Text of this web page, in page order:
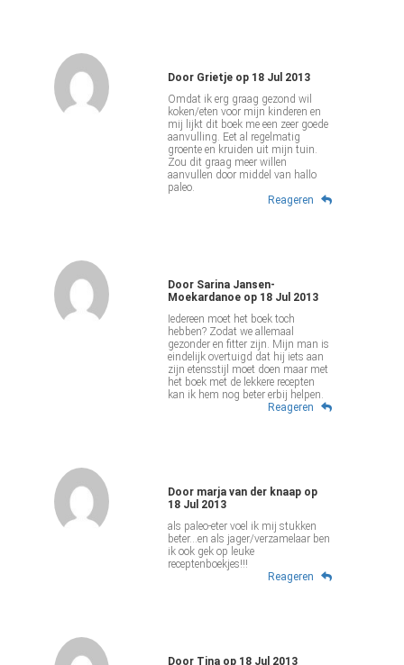
DoorGrietjeop 18 Jul 2013
Omdat ik erg graag gezond wil
koken/eten voor mijn kinderen en
mij lijkt dit boek me een zeer goede
aanvulling. Eet al regelmatig
groente en kruiden uit mijn tuin.
Zou dit graag meer willen
aanvullen door middel van hallo
paleo.
Reageren
DoorSarina Jansen-
Moekardanoeop 18 Jul 2013
Iedereen moet het boek toch
hebben? Zodat we allemaal
gezonder en fitter zijn. Mijn man is
eindelijk overtuigd dat hij iets aan
zijn etensstijl moet doen maar met
het boek met de lekkere recepten
kan ik hem nog beter erbij helpen.
Reageren
Doormarja van der knaapop
18 Jul 2013
als paleo-eter voel ik mij stukken
beter...en als jager/verzamelaar ben
ik ook gek op leuke
receptenboekjes!!!
Reageren
DoorTinaop 18 Jul 2013